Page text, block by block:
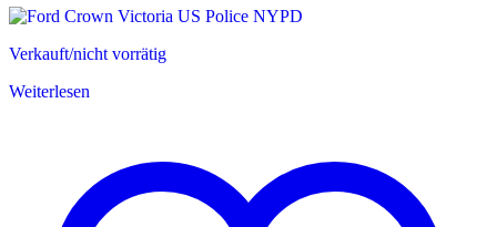
Verkauft/nicht vorrätig
Weiterlesen